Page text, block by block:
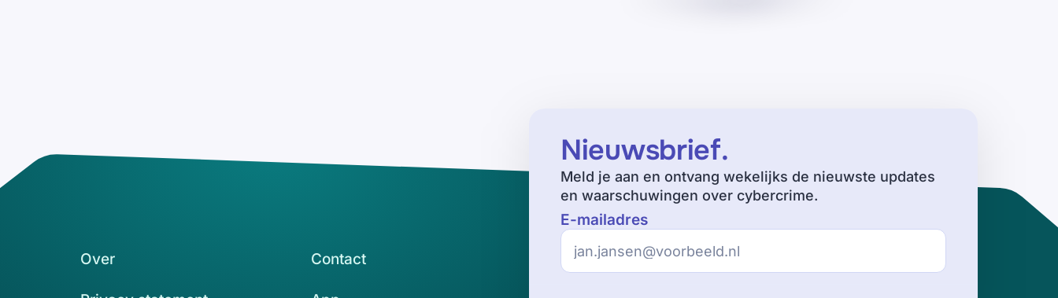
Nieuwsbrief.
Meld je aan en ontvang wekelijks de nieuwste updates
en waarschuwingen over cybercrime.
E-mailadres
Over Contact